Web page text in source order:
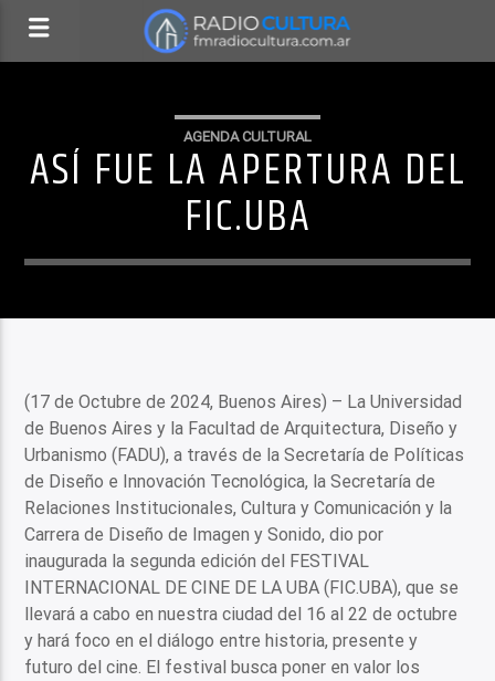
AGENDA CULTURAL
ASÍ FUE LA APERTURA DEL
FIC.UBA
(17 de Octubre de 2024, Buenos Aires) – La Universidad
de Buenos Aires y la Facultad de Arquitectura, Diseño y
Urbanismo (FADU), a través de la Secretaría de Políticas
de Diseño e Innovación Tecnológica, la Secretaría de
Relaciones Institucionales, Cultura y Comunicación y la
Carrera de Diseño de Imagen y Sonido, dio por
inaugurada la segunda edición del FESTIVAL
INTERNACIONAL DE CINE DE LA UBA (FIC.UBA), que se
llevará a cabo en nuestra ciudad del 16 al 22 de octubre
y hará foco en el diálogo entre historia, presente y
futuro del cine. El festival busca poner en valor los